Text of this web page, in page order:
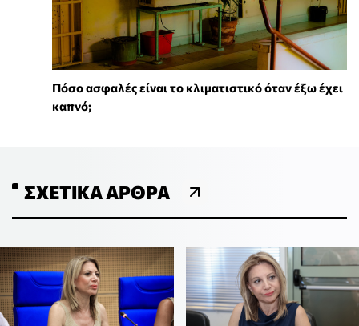
Πόσο ασφαλές είναι το κλιματιστικό όταν έξω έχει
καπνό;
ΣΧΕΤΙΚΆ ΆΡΘΡΑ